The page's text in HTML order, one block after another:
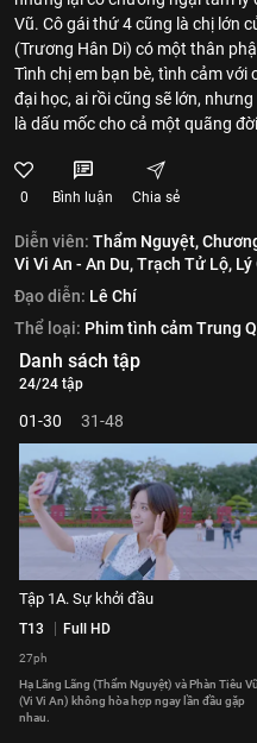
Vũ. Cô gái thứ 4 cũng là chị lớn
(Trương Hân Di) có một thân
Tình chị em bạn bè, tình cảm
đại học, ai rồi cũng sẽ lớn,
là dấu mốc cho cả một quãng
0 Bình luận Chia sẻ
Diễn viên: Thẩm Nguyệt,
Vi Vi An - An Du,Trạch Tử Lộ, Lý
Đạo diễn: Lê Chí
Thể loại: Phim tình cảm Trung
Danh sách tập
24/24 tập
01-30 31-48
Tập 1A. Sự khởi đầu
T13 Full HD
27ph
Hạ Lãng Lãng (Thẩm Nguyệt) và Phàn Tiêu Vũ
(Vi Vi An) không hòa hợp ngay lần đầu gặp
nhau.